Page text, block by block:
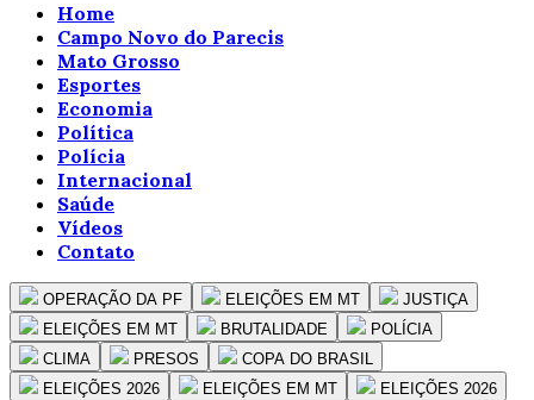
Home
Campo Novo do Parecis
Mato Grosso
Esportes
Economia
Política
Polícia
Internacional
Saúde
Vídeos
Contato
OPERAÇÃO DA PF ELEIÇÕES EM MT
JUSTIÇA
ELEIÇÕES EM MT
BRUTALIDADE
POLÍCIA
CLIMA
PRESOS
COPA DO BRASIL
ELEIÇÕES 2026
ELEIÇÕES EM MT
ELEIÇÕES 2026